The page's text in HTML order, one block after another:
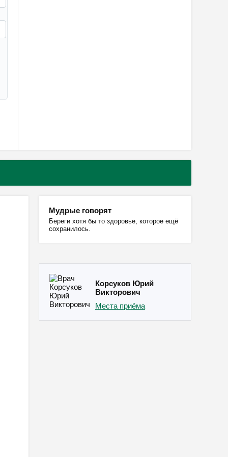
Мудрые говорят
Береги хотя бы то здоровье, которое ещё
сохранилось.
Корсуков Юрий
Викторович
Места приёма